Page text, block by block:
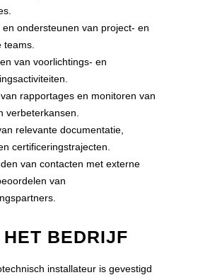
en ondersteunen van project- en
teams.
van voorlichtings- en
rapportages en monitoren van
verbeterkansen.
relevante documentatie,
certificeringstrajecten.
van contacten met externe
van
HET BEDRIJF
installateur is gevestigd